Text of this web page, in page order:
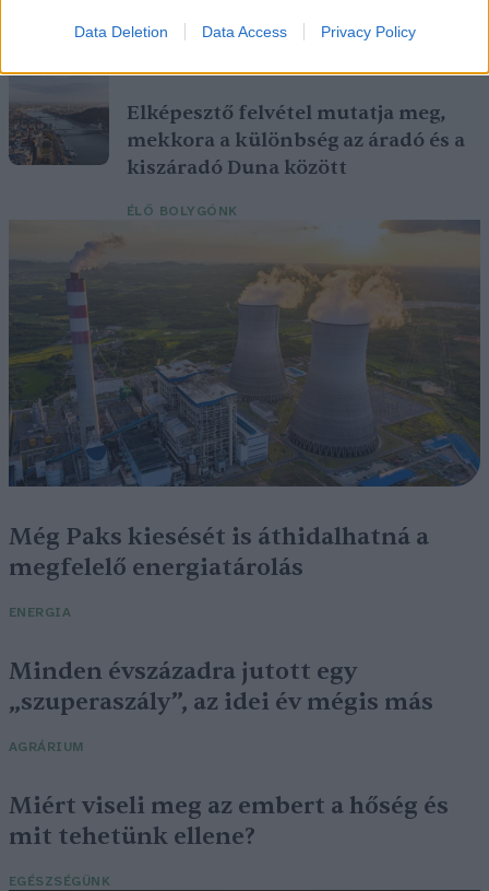
Data Deletion Data Access Privacy Policy
Elképesztő felvétel mutatja meg,
mekkora a különbség az áradó és a
kiszáradó Duna között
ÉLŐ BOLYGÓNK
Még Paks kiesését is áthidalhatná a
megfelelő energiatárolás
ENERGIA
Minden évszázadra jutott egy
„szuperaszály”, az idei év mégis más
AGRÁRIUM
Miért viseli meg az embert a hőség és
mit tehetünk ellene?
EGÉSZSÉGÜNK